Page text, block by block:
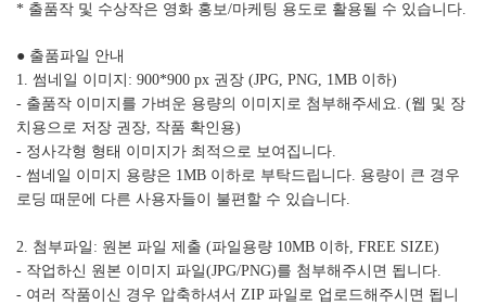
* 출품작 및 수상작은 영화 홍보/마케팅 용도로 활용될 수 있습니다.
● 출품파일 안내
1. 썸네일 이미지: 900*900 px 권장 (JPG, PNG, 1MB 이하)
- 출품작 이미지를 가벼운 용량의 이미지로 첨부해주세요. (웹 및 장
치용으로 저장 권장, 작품 확인용)
- 정사각형 형태 이미지가 최적으로 보여집니다.
- 썸네일 이미지 용량은 1MB 이하로 부탁드립니다. 용량이 큰 경우
로딩 때문에 다른 사용자들이 불편할 수 있습니다.
2. 첨부파일: 원본 파일 제출 (파일용량 10MB 이하, FREE SIZE)
- 작업하신 원본 이미지 파일(JPG/PNG)를 첨부해주시면 됩니다.
- 여러 작품이신 경우 압축하셔서 ZIP 파일로 업로드해주시면 됩니